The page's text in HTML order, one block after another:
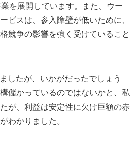
を展開しています。また、ウー
ビスは、参入障壁が低いために、
競争の影響を強く受けていること
したが、いかがだったでしょう
儲かっているのではないかと、私
が、利益は安定性に欠け巨額の赤
わかりました。